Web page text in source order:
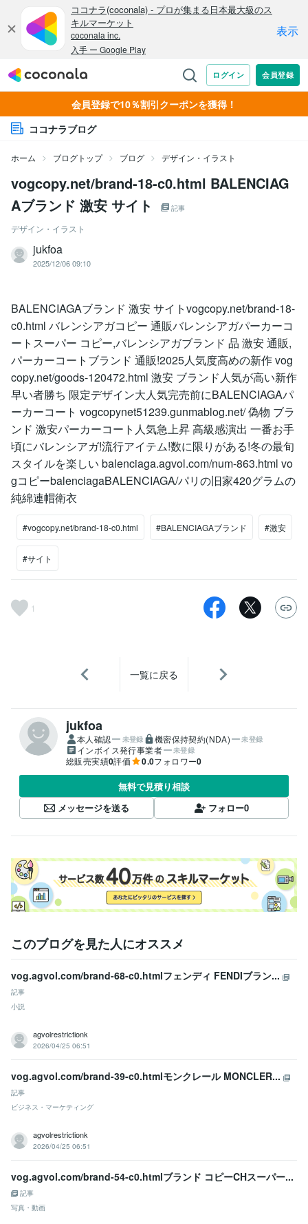
会員登録で10％割引クーポンを獲得！
ココナラブログ
ホーム ブログトップ ブログ デザイン・イラスト
vogcopy.net/brand-18-c0.html BALENCIAG
Aブランド 激安 サイト
記事
デザイン・イラスト
jukfoa
2025/12/06 09:10
BALENCIAGAブランド 激安 サイトvogcopy.net/brand-18-
c0.html バレンシアガコピー 通販バレンシアガパーカーコ
ートスーパー コピー,バレンシアガブランド 品 激安 通販,
パーカーコートブランド 通販!2025人気度高めの新作 vog
copy.net/goods-120472.html 激安 ブランド人気が高い新作
早い者勝ち 限定デザイン大人気完売前にBALENCIAGAパ
ーカーコート vogcopynet51239.gunmablog.net/ 偽物 ブラ
ンド 激安パーカーコート人気急上昇 高級感演出 一番お手
頃にバレンシアガ!流行アイテム!数に限りがある!冬の最旬
スタイルを楽しい balenciaga.agvol.com/num-863.html vo
gコピーbalenciagaBALENCIAGA/パリの旧家420グラムの
純綿連帽衛衣
#vogcopy.net/brand-18-c0.html #BALENCIAGAブランド #激安
#サイト
1
一覧に戻る
jukfoa
本人確認 未登録 機密保持契約(NDA) 未登録
インボイス発行事業者 未登録
総販売実績0評価 0.0フォロワー0
無料で見積り相談
メッセージを送る
フォロー0
このブログを見た人にオススメ
vog.agvol.com/brand-68-c0.htmlフェンディ FENDIブラン...
記事
小説
agvolrestrictionk
2026/04/25 06:51
vog.agvol.com/brand-39-c0.htmlモンクレール MONCLER...
記事
ビジネス・マーケティング
agvolrestrictionk
2026/04/25 06:51
vog.agvol.com/brand-54-c0.htmlブランド コピーCHスーパー...
記事
写真・動画